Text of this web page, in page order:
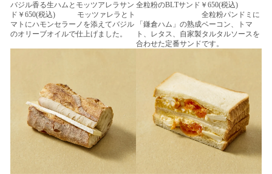
バジル香る生ハムとモッツアレラサン
ド￥650(税込) モッツァレラとト
マトにハモンセラーノを添えてバジル
のオリーブオイルで仕上げました。
全粒粉のBLTサンド￥650(税込)
全粒粉パンドミに
「鎌倉ハム」の熟成ベーコン、トマ
ト、レタス、自家製タルタルソースを
合わせた定番サンドです。